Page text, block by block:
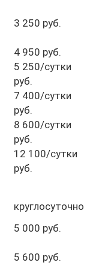
3 250 руб.
4 950 руб.
5 250/сутки
руб.
7 400/сутки
руб.
8 600/сутки
руб.
12 100/сутки
руб.
круглосуточно
5 000 руб.
5 600 руб.